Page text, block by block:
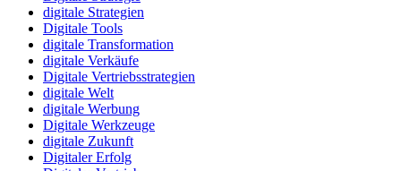
digitale Strategien
Digitale Tools
digitale Transformation
digitale Verkäufe
Digitale Vertriebsstrategien
digitale Welt
digitale Werbung
Digitale Werkzeuge
digitale Zukunft
Digitaler Erfolg